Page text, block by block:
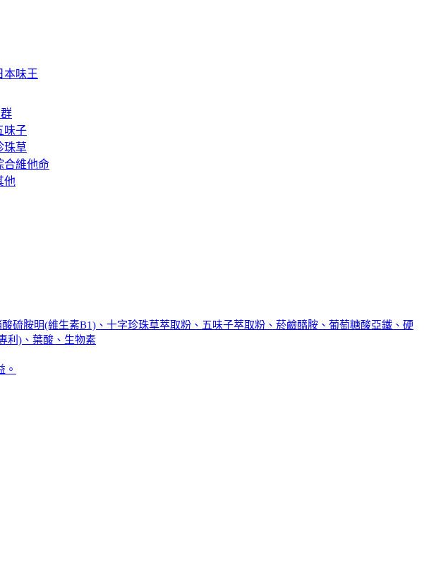
本味王
味子
珠草
合維他命
他
胺明(維生素B1)、十字珍珠草萃取粉、五味子萃取粉、菸鹼醯胺、葡萄糖酸亞鐵、硬
利)、葉酸、生物素
。